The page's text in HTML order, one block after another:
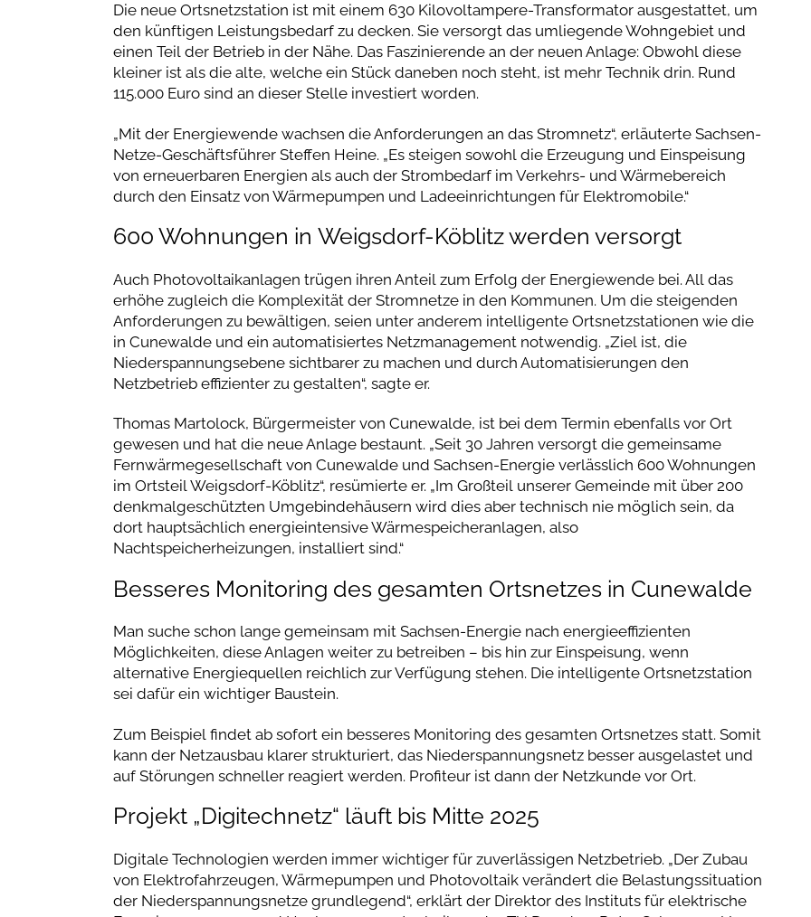
Die neue Ortsnetzstation ist mit einem 630 Kilovoltampere-Transformator ausgestattet, um
den künftigen Leistungsbedarf zu decken. Sie versorgt das umliegende Wohngebiet und
einen Teil der Betrieb in der Nähe. Das Faszinierende an der neuen Anlage: Obwohl diese
kleiner ist als die alte, welche ein Stück daneben noch steht, ist mehr Technik drin. Rund
115.000 Euro sind an dieser Stelle investiert worden.
„Mit der Energiewende wachsen die Anforderungen an das Stromnetz“, erläuterte Sachsen-
Netze-Geschäftsführer Steffen Heine. „Es steigen sowohl die Erzeugung und Einspeisung
von erneuerbaren Energien als auch der Strombedarf im Verkehrs- und Wärmebereich
durch den Einsatz von Wärmepumpen und Ladeeinrichtungen für Elektromobile.“
600 Wohnungen in Weigsdorf-Köblitz werden versorgt
Auch Photovoltaikanlagen trügen ihren Anteil zum Erfolg der Energiewende bei. All das
erhöhe zugleich die Komplexität der Stromnetze in den Kommunen. Um die steigenden
Anforderungen zu bewältigen, seien unter anderem intelligente Ortsnetzstationen wie die
in Cunewalde und ein automatisiertes Netzmanagement notwendig. „Ziel ist, die
Niederspannungsebene sichtbarer zu machen und durch Automatisierungen den
Netzbetrieb effizienter zu gestalten“, sagte er.
Thomas Martolock, Bürgermeister von Cunewalde, ist bei dem Termin ebenfalls vor Ort
gewesen und hat die neue Anlage bestaunt. „Seit 30 Jahren versorgt die gemeinsame
Fernwärmegesellschaft von Cunewalde und Sachsen-Energie verlässlich 600 Wohnungen
im Ortsteil Weigsdorf-Köblitz“, resümierte er. „Im Großteil unserer Gemeinde mit über 200
denkmalgeschützten Umgebindehäusern wird dies aber technisch nie möglich sein, da
dort hauptsächlich energieintensive Wärmespeicheranlagen, also
Nachtspeicherheizungen, installiert sind.“
Besseres Monitoring des gesamten Ortsnetzes in Cunewalde
Man suche schon lange gemeinsam mit Sachsen-Energie nach energieeffizienten
Möglichkeiten, diese Anlagen weiter zu betreiben – bis hin zur Einspeisung, wenn
alternative Energiequellen reichlich zur Verfügung stehen. Die intelligente Ortsnetzstation
sei dafür ein wichtiger Baustein.
Zum Beispiel findet ab sofort ein besseres Monitoring des gesamten Ortsnetzes statt. Somit
kann der Netzausbau klarer strukturiert, das Niederspannungsnetz besser ausgelastet und
auf Störungen schneller reagiert werden. Profiteur ist dann der Netzkunde vor Ort.
Projekt „Digitechnetz“ läuft bis Mitte 2025
Digitale Technologien werden immer wichtiger für zuverlässigen Netzbetrieb. „Der Zubau
von Elektrofahrzeugen, Wärmepumpen und Photovoltaik verändert die Belastungssituation
der Niederspannungsnetze grundlegend“, erklärt der Direktor des Instituts für elektrische